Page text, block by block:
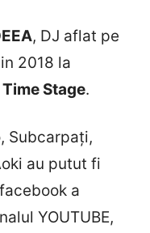
, DJ aflat pe
2018 la
Time Stage.
Subcarpați,
au putut fi
a
YOUTUBE,